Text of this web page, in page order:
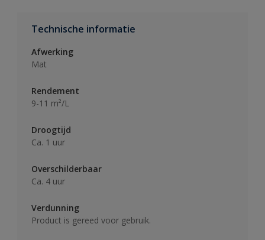
Technische informatie
Afwerking
Mat
Rendement
9-11 m²/L
Droogtijd
Ca. 1 uur
Overschilderbaar
Ca. 4 uur
Verdunning
Product is gereed voor gebruik.